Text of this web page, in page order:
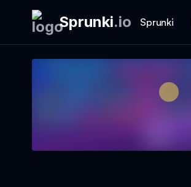
Sprunki.io Sprunki